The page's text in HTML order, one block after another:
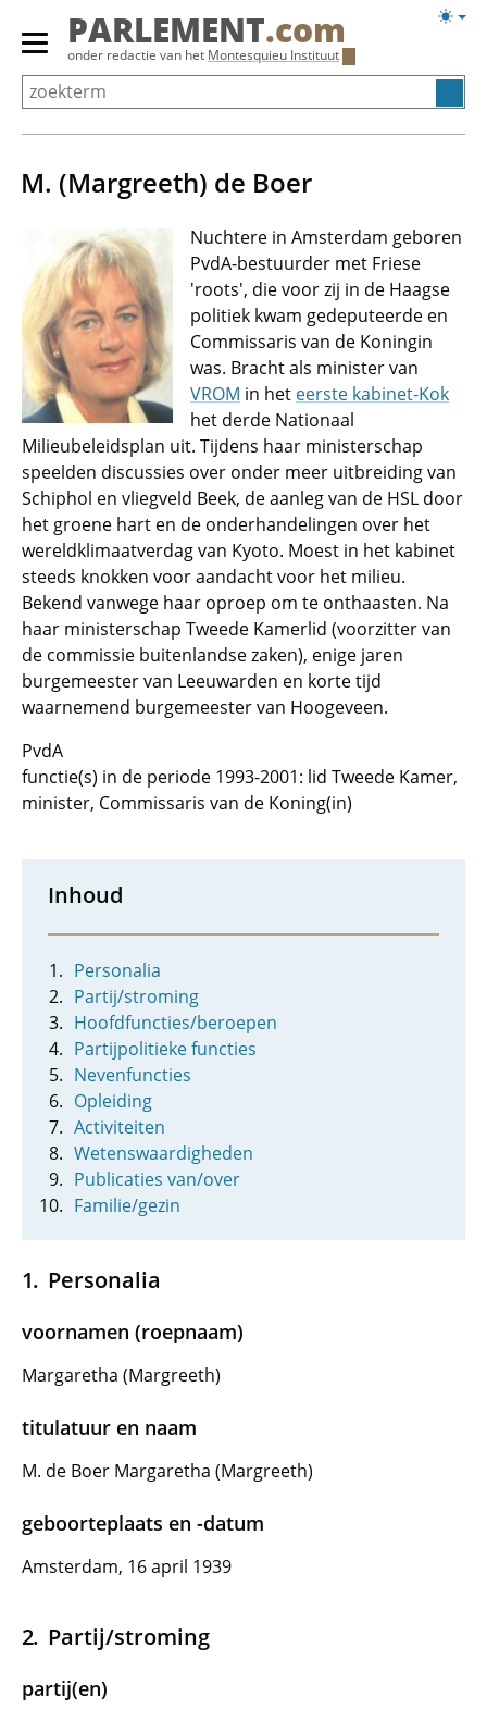
Overslaan
Primair
menu
tonen/verbergen
PARLEMENT.com
onder redactie van het Montesquieu Instituut
M. (Margreeth) de Boer
Nuchtere in Amsterdam geboren
PvdA-bestuurder met Friese
'roots', die voor zij in de Haagse
politiek kwam gedeputeerde en
Commissaris van de Koningin
was. Bracht als minister van
VROM in het eerste kabinet-Kok
het derde Nationaal
Milieubeleidsplan uit. Tijdens haar ministerschap
speelden discussies over onder meer uitbreiding van
Schiphol en vliegveld Beek, de aanleg van de HSL door
het groene hart en de onderhandelingen over het
wereldklimaatverdag van Kyoto. Moest in het kabinet
steeds knokken voor aandacht voor het milieu.
Bekend vanwege haar oproep om te onthaasten. Na
haar ministerschap Tweede Kamerlid (voorzitter van
de commissie buitenlandse zaken), enige jaren
burgemeester van Leeuwarden en korte tijd
waarnemend burgemeester van Hoogeveen.
PvdA
functie(s) in de periode 1993-2001: lid Tweede Kamer,
minister, Commissaris van de Koning(in)
Inhoud
Personalia
Partij/stroming
Hoofdfuncties/beroepen
Partijpolitieke functies
Nevenfuncties
Opleiding
Activiteiten
Wetenswaardigheden
Publicaties van/over
Familie/gezin
Personalia
voornamen (roepnaam)
Margaretha (Margreeth)
titulatuur en naam
M. de Boer Margaretha (Margreeth)
geboorteplaats en -datum
Amsterdam, 16 april 1939
Partij/stroming
partij(en)